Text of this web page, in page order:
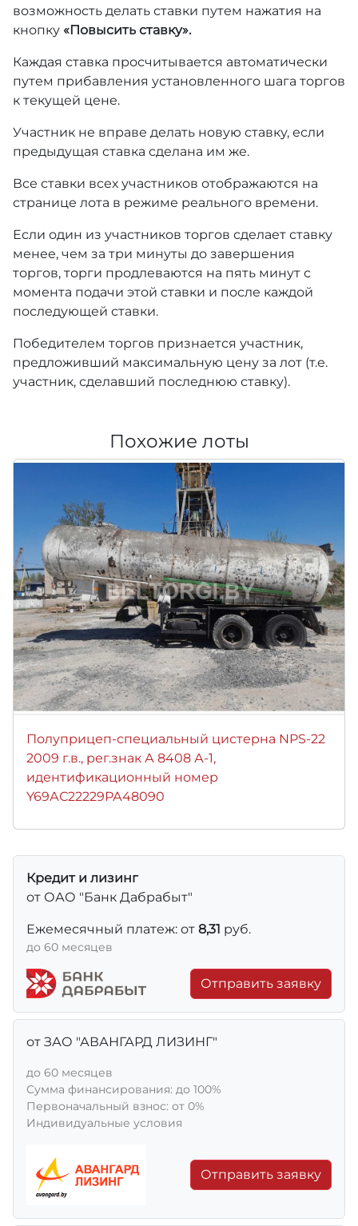
возможность делать ставки путем нажатия на
кнопку «Повысить ставку».
Каждая ставка просчитывается автоматически
путем прибавления установленного шага торгов
к текущей цене.
Участник не вправе делать новую ставку, если
предыдущая ставка сделана им же.
Все ставки всех участников отображаются на
странице лота в режиме реального времени.
Если один из участников торгов сделает ставку
менее, чем за три минуты до завершения
торгов, торги продлеваются на пять минут с
момента подачи этой ставки и после каждой
последующей ставки.
Победителем торгов признается участник,
предложивший максимальную цену за лот (т.е.
участник, сделавший последнюю ставку).
Похожие лоты
Полуприцеп-специальный цистерна NPS-22
2009 г.в., рег.знак А 8408 А-1,
идентификационный номер
Y69АС22229РА48090
Кредит и лизинг
от ОАО "Банк Дабрабыт"
Ежемесячный платеж: от 8,31 руб.
до 60 месяцев
Отправить заявку
от ЗАО "АВАНГАРД ЛИЗИНГ"
до 60 месяцев
Сумма финансирования: до 100%
Первоначальный взнос: от 0%
Индивидуальные условия
Отправить заявку